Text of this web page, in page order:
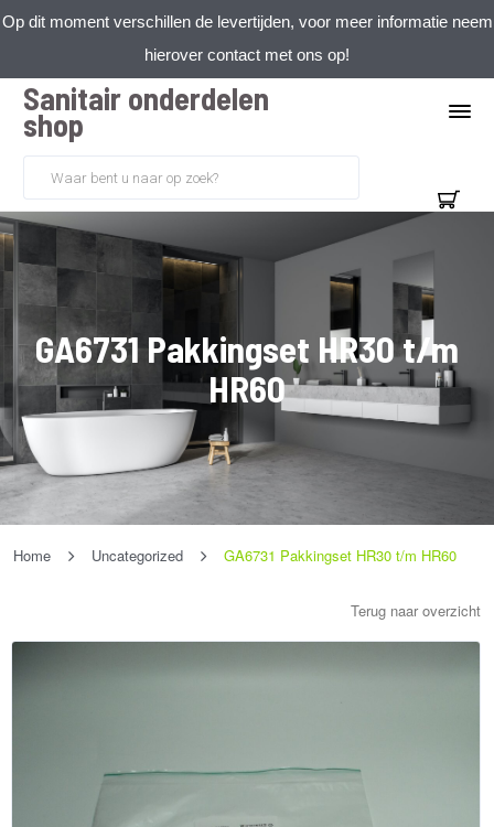
Op dit moment verschillen de levertijden, voor meer informatie neem
hierover contact met ons op!
Sanitair onderdelen
shop
GA6731 Pakkingset HR30 t/m
HR60
Home Uncategorized GA6731 Pakkingset HR30 t/m HR60
Terug naar overzicht